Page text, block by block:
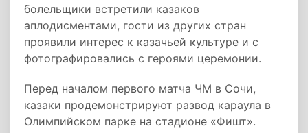
болельщики встретили казаков
аплодисментами, гости из других стран
проявили интерес к казачьей культуре и с
фотографировались с героями церемонии.
Перед началом первого матча ЧМ в Сочи,
казаки продемонстрируют развод караула в
Олимпийском парке на стадионе «Фишт».